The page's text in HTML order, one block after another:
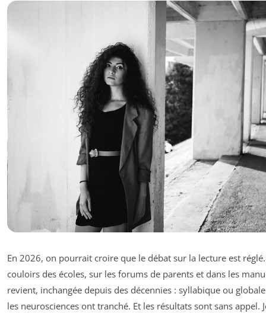
En 2026, on pourrait croire que le débat sur la lecture est
couloirs des écoles, sur les forums de parents et dans les
revient, inchangée depuis des décennies : syllabique ou globale
les neurosciences ont tranché. Et les résultats sont sans appel.